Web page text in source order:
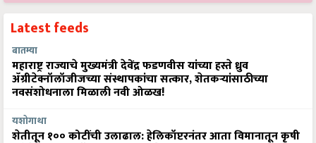
बातम्या
महाराष्ट्र राज्याचे मुख्यमंत्री देवेंद्र फडणवीस यांच्या हस्ते ध्रुव
ॲग्रीटेक्नॉलॉजीजच्या संस्थापकांचा सत्कार, शेतकऱ्यांसाठीच्या
नवसंशोधनाला मिळाली नवी ओळख!
शेतीतून १०० कोटींची उलाढाल: हेलिकॉप्टरनंतर आता विमानातून कृषी
क्रांती घडवणार डॉ. राजाराम त्रिपाठी